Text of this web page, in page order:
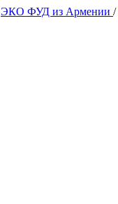
ЭКО ФУД из Армении /